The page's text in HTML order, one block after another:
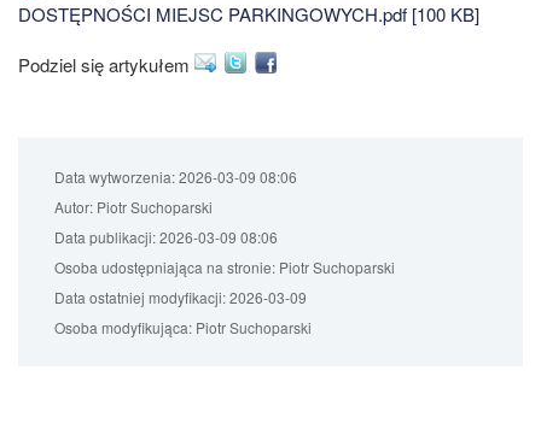
DOSTĘPNOŚCI MIEJSC PARKINGOWYCH.pdf [100 KB]
Podziel się artykułem
Data wytworzenia:2026-03-09 08:06
Autor: Piotr Suchoparski
Data publikacji:2026-03-09 08:06
Osoba udostępniająca na stronie: Piotr Suchoparski
Data ostatniej modyfikacji:2026-03-09
Osoba modyfikująca: Piotr Suchoparski